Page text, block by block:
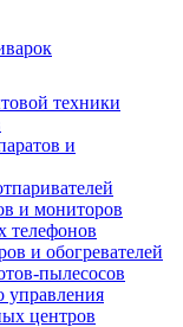
техники
и
и мониторов
телефонов
и обогревателей
пылесосов
управления
центров